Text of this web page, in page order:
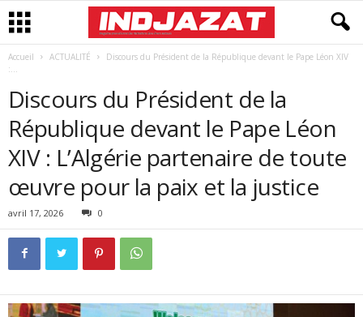
Accueil ACTUALITÉ
Discours du Président de la République devant le Pape Léon XIV
:...
Discours du Président de la
République devant le Pape Léon
XIV : L’Algérie partenaire de toute
œuvre pour la paix et la justice
avril 17, 2026 0